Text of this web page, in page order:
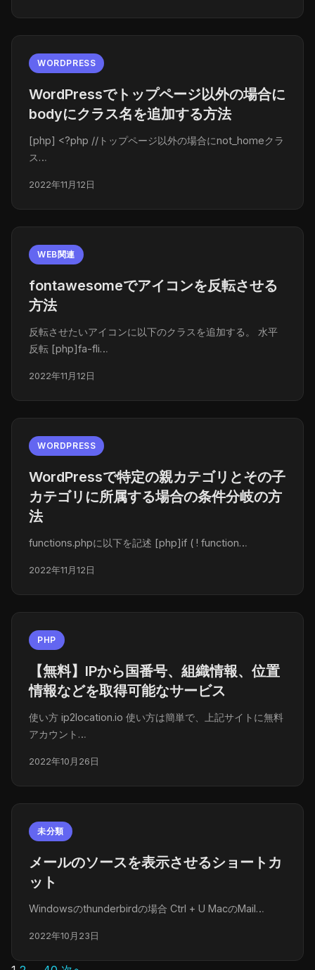
WORDPRESS
WordPressでトップページ以外の場合に
bodyにクラス名を追加する方法
[php] <?php //トップページ以外の場合にnot_homeクラ
ス…
2022年11月12日
WEB関連
fontawesomeでアイコンを反転させる
方法
反転させたいアイコンに以下のクラスを追加する。 水平
反転 [php]fa-fli…
2022年11月12日
WORDPRESS
WordPressで特定の親カテゴリとその子
カテゴリに所属する場合の条件分岐の方
法
functions.phpに以下を記述 [php]if ( ! function…
2022年11月12日
PHP
【無料】IPから国番号、組織情報、位置
情報などを取得可能なサービス
使い方 ip2location.io 使い方は簡単で、上記サイトに無料
アカウント…
2022年10月26日
未分類
メールのソースを表示させるショートカ
ット
Windowsのthunderbirdの場合 Ctrl + U MacのMail…
2022年10月23日